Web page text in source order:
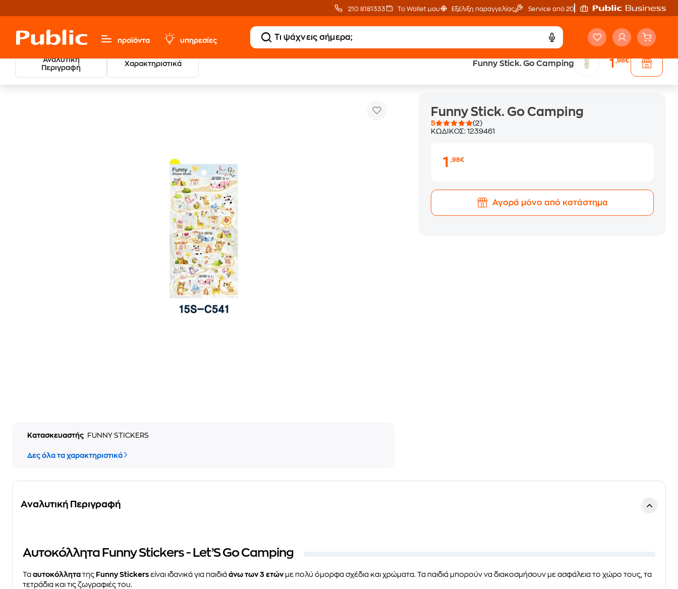
210 8181333 Το Wallet μου Εξέλιξη παραγγελίας Service από 20'
προϊόντα υπηρεσίες
Αναλυτική
Περιγραφή
Χαρακτηριστικά Funny Stick. Go Camping 1,98€
Παιχνίδια & Παιδικά
Κατασκευαστής FUNNY STICKERS
Δες όλα τα χαρακτηριστικά
Funny Stick. Go Camping
5
(2)
ΚΩΔΙΚΟΣ:1239461
1,98€
Αγορά μόνο από κατάστημα
Αναλυτική Περιγραφή
Αυτοκόλλητα Funny Stickers - Let’S Go Camping
Τα αυτοκόλλητα της Funny Stickers είναι ιδανικά για παιδιά άνω των 3 ετώνμε πολύ όμορφα σχέδια και χρώματα. Τα παιδιά μπορούν να διακοσμήσουν με ασφάλεια το χώρο τους, τα
τετράδια και τις ζωγραφιές του.